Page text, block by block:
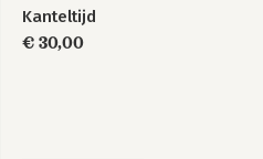
Kanteltijd
€ 30,00